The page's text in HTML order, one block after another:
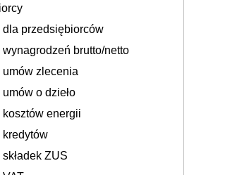
dla przedsiębiorców
wynagrodzeń brutto/netto
umów zlecenia
o dzieło
kosztów energii
kredytów
ZUS